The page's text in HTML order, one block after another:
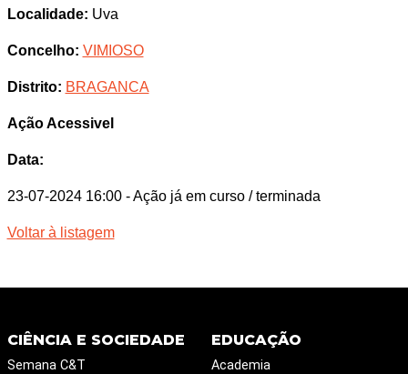
Localidade: Uva
Concelho: VIMIOSO
Distrito: BRAGANCA
Ação Acessivel
Data:
23-07-2024 16:00 - Ação já em curso / terminada
Voltar à listagem
CIÊNCIA E SOCIEDADE
Semana C&T
EDUCAÇÃO
Academia